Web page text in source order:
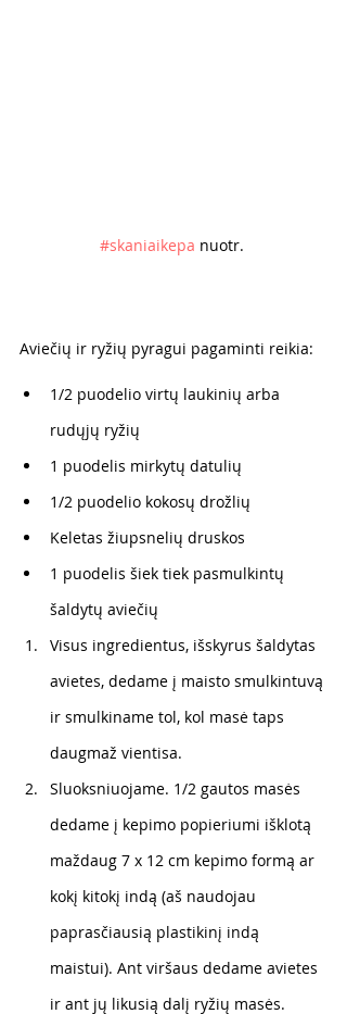
#skaniaikepa nuotr.
Aviečių ir ryžių pyragui pagaminti reikia:⠀
1/2 puodelio virtų laukinių arba
rudųjų ryžių
1 puodelis mirkytų datulių
1/2 puodelio kokosų drožlių
Keletas žiupsnelių druskos
1 puodelis šiek tiek pasmulkintų
šaldytų aviečių
Visus ingredientus, išskyrus šaldytas
avietes, dedame į maisto smulkintuvą
ir smulkiname tol, kol masė taps
daugmaž vientisa.
Sluoksniuojame. 1/2 gautos masės
dedame į kepimo popieriumi išklotą
maždaug 7 x 12 cm kepimo formą ar
kokį kitokį indą (aš naudojau
paprasčiausią plastikinį indą
maistui). Ant viršaus dedame avietes
ir ant jų likusią dalį ryžių masės.